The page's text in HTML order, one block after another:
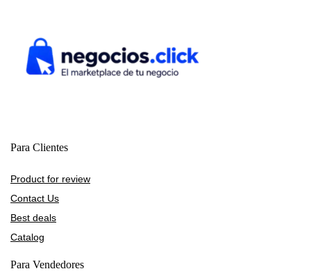
Para Clientes
Product for review
Contact Us
Best deals
Catalog
Para Vendedores